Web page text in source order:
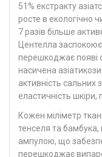
51% екстракту
росте в екологічно
7 разів більше
Центелла
перешкоджає появі
насичена
активність сальних
еластичність шкіри,
Кожен міліметр
тенселя та
ампулою, що
перешкоджає